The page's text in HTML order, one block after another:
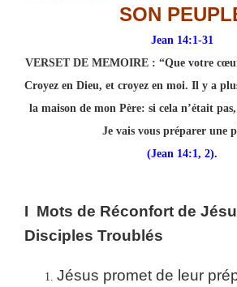
SON
Jean 14:1-31
VERSET DE MEMOIRE : “Que votre
Croyez en Dieu, et croyez en moi. Il y a
la maison de mon Père: si cela n’était
Je vais vous préparer une
(Jean 14:1, 2).
I Mots de Réconfort de
Disciples Troublés
Jésus promet de leur